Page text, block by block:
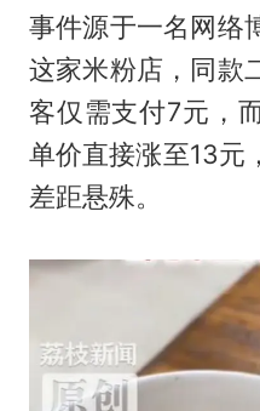
事件源于一名网络
这家米粉店，同款
客仅需支付7元，
单价直接涨至13元
差距悬殊。